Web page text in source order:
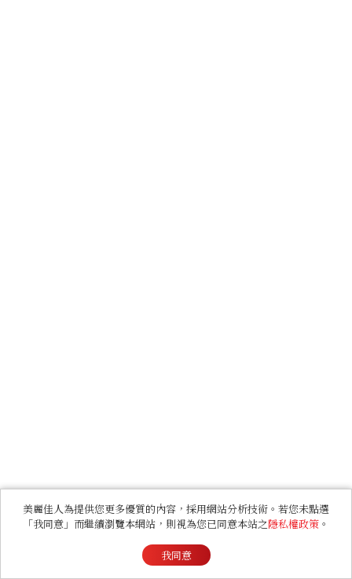
美麗佳人為提供您更多優質的內容，採用網站分析技術。若您未點選
「我同意」而繼續瀏覽本網站，則視為您已同意本站之隱私權政策 。
我同意